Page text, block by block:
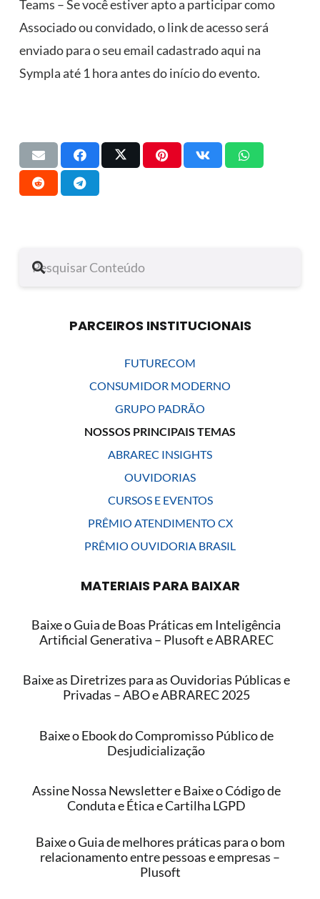
Teams – Se você estiver apto a participar como
Associado ou convidado, o link de acesso será
enviado para o seu email cadastrado aqui na
Sympla até 1 hora antes do início do evento.
PARCEIROS INSTITUCIONAIS
FUTURECOM
CONSUMIDOR MODERNO
GRUPO PADRÃO
NOSSOS PRINCIPAIS TEMAS
ABRAREC INSIGHTS
OUVIDORIAS
CURSOS E EVENTOS
PRÊMIO ATENDIMENTO CX
PRÊMIO OUVIDORIA BRASIL
MATERIAIS PARA BAIXAR
Baixe o Guia de Boas Práticas em Inteligência
Artificial Generativa – Plusoft e ABRAREC
Baixe as Diretrizes para as Ouvidorias Públicas e
Privadas – ABO e ABRAREC 2025
Baixe o Ebook do Compromisso Público de
Desjudicialização
Assine Nossa Newsletter e Baixe o Código de
Conduta e Ética e Cartilha LGPD
Baixe o Guia de melhores práticas para o bom
relacionamento entre pessoas e empresas –
Plusoft